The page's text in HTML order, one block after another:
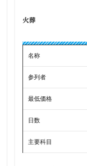
火葬
名称
参列者
最低価格
日数
主要科目